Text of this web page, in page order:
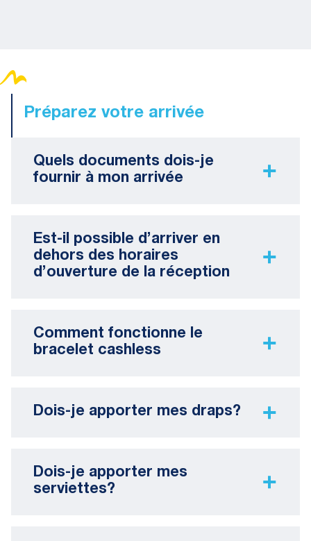
Préparez votre arrivée
Quels documents dois-je
fournir à mon arrivée
Est-il possible d’arriver en
dehors des horaires
d’ouverture de la réception
Comment fonctionne le
bracelet cashless
Dois-je apporter mes draps?
Dois-je apporter mes
serviettes?